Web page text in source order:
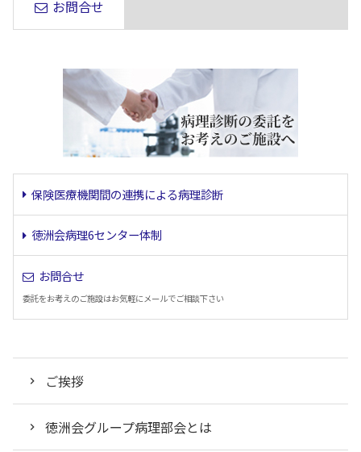
お問合せ
保険医療機関間の連携による病理診断
徳洲会病理6センター体制
お問合せ
委託をお考えのご施設はお気軽にメールでご相談下さい
ご挨拶
徳洲会グループ病理部会とは